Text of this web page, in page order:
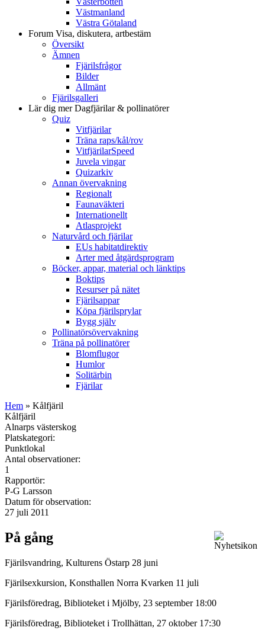
Västmanland
Västra Götaland
Forum Visa, diskutera, artbestäm
Översikt
Ämnen
Fjärilsfrågor
Bilder
Allmänt
Fjärilsgalleri
Lär dig merDagfjärilar & pollinatörer
Quiz
Vitfjärilar
Träna raps/kål/rov
VitfjärilarSpeed
Juvela vingar
Quizarkiv
Annan övervakning
Regionalt
Faunaväkteri
Internationellt
Atlasprojekt
Naturvård och fjärilar
EUs habitatdirektiv
Arter med åtgärdsprogram
Böcker, appar, material och länktips
Boktips
Resurser på nätet
Fjärilsappar
Köpa fjärilsprylar
Bygg själv
Pollinatörsövervakning
Träna på pollinatörer
Blomflugor
Humlor
Solitärbin
Fjärilar
Hem » Kålfjäril
Kålfjäril
Alnarps västerskog
Platskategori:
Punktlokal
Antal observationer:
1
Rapportör:
P-G Larsson
Datum för observation:
27 juli 2011
På gång
Fjärilsvandring, Kulturens Östarp 28 juni
Fjärilsexkursion, Konsthallen Norra Kvarken 11 juli
Fjärilsföredrag, Biblioteket i Mjölby, 23 september 18:00
Fjärilsföredrag, Biblioteket i Trollhättan, 27 oktober 17:30